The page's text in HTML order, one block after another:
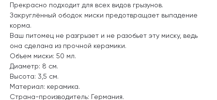
Прекрасно подходит для всех видов грызунов.
Закруглённый ободок миски предотвращает выпадение
корма.
Ваш питомец не разгрызет и не разобьет эту миску, ведь
она сделана из прочной керамики.
Объем миски: 50 мл.
Диаметр: 8 см.
Высота: 3,5 см.
Материал: керамика.
Страна-производитель: Германия.